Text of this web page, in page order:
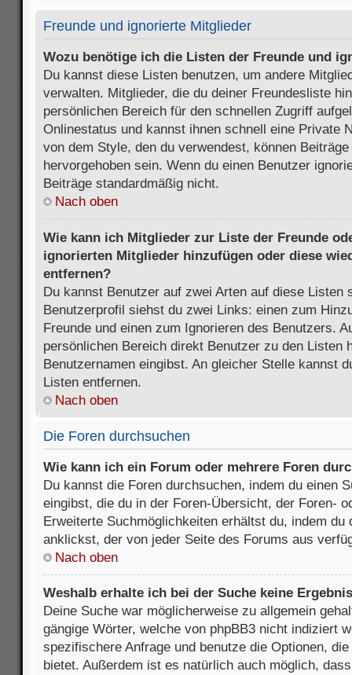
Freunde und ignorierte Mitglieder
Wozu benötige ich die Listen der Freunde und
Du kannst diese Listen benutzen, um andere
verwalten. Mitglieder, die du deiner Freundesliste
persönlichen Bereich für den schnellen Zugriff
Onlinestatus und kannst ihnen schnell eine Private
von dem Style, den du verwendest, können
hervorgehoben sein. Wenn du einen Benutzer
Beiträge standardmäßig nicht.
Nach oben
Wie kann ich Mitglieder zur Liste der Freunde
ignorierten Mitglieder hinzufügen oder diese
entfernen?
Du kannst Benutzer auf zwei Arten auf diese Listen
Benutzerprofil siehst du zwei Links: einen zum
Freunde und einen zum Ignorieren des Benutzers.
persönlichen Bereich direkt Benutzer zu den Listen
Benutzernamen eingibst. An gleicher Stelle kannst
Listen entfernen.
Nach oben
Die Foren durchsuchen
Wie kann ich ein Forum oder mehrere Foren
Du kannst die Foren durchsuchen, indem du einen
eingibst, die du in der Foren-Übersicht, der Foren-
Erweiterte Suchmöglichkeiten erhältst du, indem du
anklickst, der von jeder Seite des Forums aus
Nach oben
Weshalb erhalte ich bei der Suche keine
Deine Suche war möglicherweise zu allgemein
gängige Wörter, welche von phpBB3 nicht indiziert
spezifischere Anfrage und benutze die Optionen,
bietet. Außerdem ist es natürlich auch möglich,